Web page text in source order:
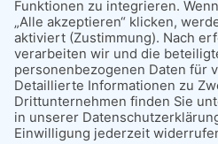
Links
Weitere hilfreiche Links
Weitere Aktuelle Themen